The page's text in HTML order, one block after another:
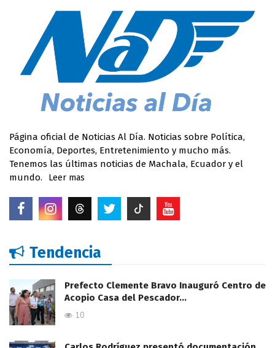
Página oficial de Noticias Al Día. Noticias sobre Política,
Economía, Deportes, Entretenimiento y mucho más.
Tenemos las últimas noticias de Machala, Ecuador y el
mundo.
Leer mas
Tendencia
Prefecto Clemente Bravo Inauguró Centro de
Acopio Casa del Pescador…
10